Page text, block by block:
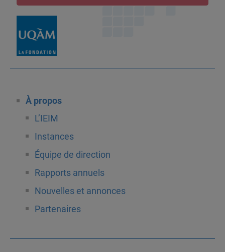
À propos
L’IEIM
Instances
Équipe de direction
Rapports annuels
Nouvelles et annonces
Partenaires